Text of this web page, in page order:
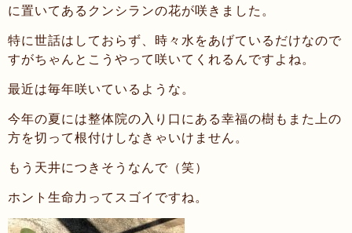
に置いてあるクンシランの花が咲きました。
特に世話はしておらず、時々水をあげているだけなので
すがちゃんとこうやって咲いてくれるんですよね。
最近は毎年咲いているような。
今年の夏には整体院の入り口にある幸福の樹もまた上の
方を切って根付けしなきゃいけません。
もう天井につきそうなんで（笑）
ホント生命力ってスゴイですね。